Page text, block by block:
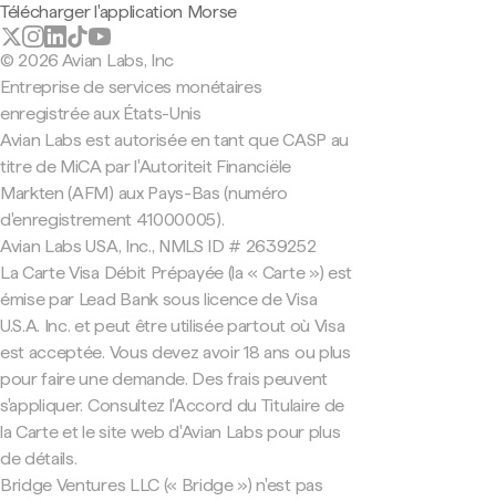
Télécharger l'application Morse
© 2026 Avian Labs, Inc
Entreprise de services monétaires
enregistrée aux États-Unis
Avian Labs est autorisée en tant que CASP au
titre de MiCA par l'Autoriteit Financiële
Markten (AFM) aux Pays-Bas (numéro
d'enregistrement 41000005).
Avian Labs USA, Inc., NMLS ID # 2639252
La Carte Visa Débit Prépayée (la « Carte ») est
émise par Lead Bank sous licence de Visa
U.S.A. Inc. et peut être utilisée partout où Visa
est acceptée. Vous devez avoir 18 ans ou plus
pour faire une demande. Des frais peuvent
s'appliquer. Consultez l'Accord du Titulaire de
la Carte et le site web d'Avian Labs pour plus
de détails.
Bridge Ventures LLC (« Bridge ») n'est pas